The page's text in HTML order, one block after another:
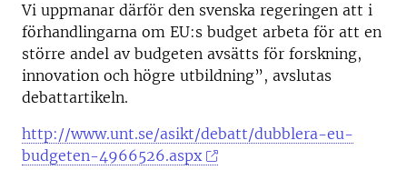
Vi uppmanar därför den svenska regeringen att i
förhandlingarna om EU:s budget arbeta för att en
större andel av budgeten avsätts för forskning,
innovation och högre utbildning”, avslutas
debattartikeln.
http://www.unt.se/asikt/debatt/dubblera-eu-
budgeten-4966526.aspx